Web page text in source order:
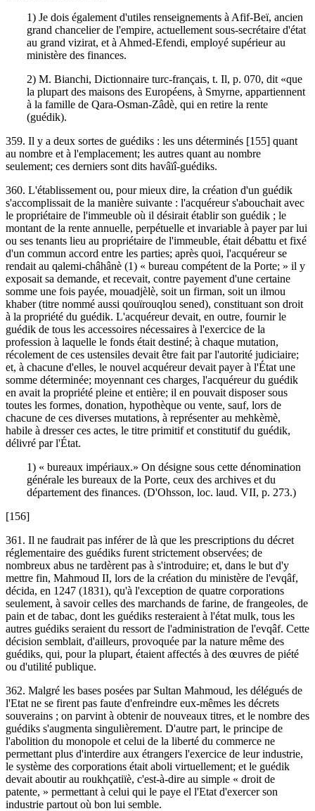
1) Je dois également d'utiles renseignements à Afif-Beï, ancien
grand chancelier de l'empire, actuellement sous-secrétaire d'état
au grand vizirat, et à Ahmed-Efendi, employé supérieur au
ministère des finances.
2) M. Bianchi, Dictionnaire turc-français, t. Il, p. 070, dit «que
la plupart des maisons des Européens, à Smyrne, appartiennent
à la famille de Qara-Osman-Zâdè, qui en retire la rente
(guédik).
359. Il y a deux sortes de guédiks : les uns déterminés [155] quant
au nombre et à l'emplacement; les autres quant au nombre
seulement; ces derniers sont dits havâïî-guédiks.
360. L'établissement ou, pour mieux dire, la création d'un guédik
s'accomplissait de la manière suivante : l'acquéreur s'abouchait avec
le propriétaire de l'immeuble où il désirait établir son guédik ; le
montant de la rente annuelle, perpétuelle et invariable à payer par lui
ou ses tenants lieu au propriétaire de l'immeuble, était débattu et fixé
d'un commun accord entre les parties; après quoi, l'acquéreur se
rendait au qalemi-châhânè (1) « bureau compétent de la Porte; » il y
exposait sa demande, et recevait, contre payement d'une certaine
somme une fois payée, mouadjèlè, soit un firman, soit un ilmou
khaber (titre nommé aussi qouïrouqlou sened), constituant son droit
à la propriété du guédik. L'acquéreur devait, en outre, fournir le
guédik de tous les accessoires nécessaires à l'exercice de la
profession à laquelle le fonds était destiné; à chaque mutation,
récolement de ces ustensiles devait être fait par l'autorité judiciaire;
et, à chacune d'elles, le nouvel acquéreur devait payer à l'État une
somme déterminée; moyennant ces charges, l'acquéreur du guédik
en avait la propriété pleine et entière; il en pouvait disposer sous
toutes les formes, donation, hypothèque ou vente, sauf, lors de
chacune de ces diverses mutations, à représenter au mehkèmè,
habile à dresser ces actes, le titre primitif et constitutif du guédik,
délivré par l'État.
1) « bureaux impériaux.» On désigne sous cette dénomination
générale les bureaux de la Porte, ceux des archives et du
département des finances. (D'Ohsson, loc. laud. VII, p. 273.)
[156]
361. Il ne faudrait pas inférer de là que les prescriptions du décret
réglementaire des guédiks furent strictement observées; de
nombreux abus ne tardèrent pas à s'introduire; et, dans le but d'y
mettre fin, Mahmoud II, lors de la création du ministère de l'evqâf,
décida, en 1247 (1831), qu'à l'exception de quatre corporations
seulement, à savoir celles des marchands de farine, de frangeoles, de
pain et de tabac, dont les guédiks resteraient à l'état mulk, tous les
autres guédiks seraient du ressort de l'administration de l'evqâf. Cette
décision semblait, d'ailleurs, provoquée par la nature même des
guédiks, qui, pour la plupart, étaient affectés à des œuvres de piété
ou d'utilité publique.
362. Malgré les bases posées par Sultan Mahmoud, les délégués de
l'Etat ne se firent pas faute d'enfreindre eux-mêmes les décrets
souverains ; on parvint à obtenir de nouveaux titres, et le nombre des
guédiks s'augmenta singulièrement. D'autre part, le principe de
l'abolition du monopole et celui de la liberté du commerce ne
permettant plus d'interdire aux étrangers l'exercice de leur industrie,
le système des corporations était aboli virtuellement; et le guédik
devait aboutir au roukhçatiïè, c'est-à-dire au simple « droit de
patente, » permettant à celui qui le paye el l'Etat d'exercer son
industrie partout où bon lui semble.